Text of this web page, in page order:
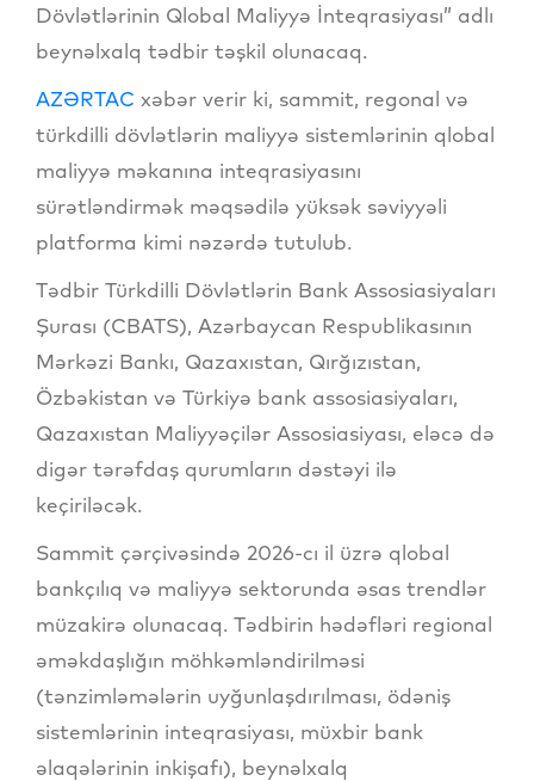
Dövlətlərinin Qlobal Maliyyə İnteqrasiyası” adlı
beynəlxalq tədbir təşkil olunacaq.
AZƏRTAC xəbər verir ki, sammit, regonal və
türkdilli dövlətlərin maliyyə sistemlərinin qlobal
maliyyə məkanına inteqrasiyasını
sürətləndirmək məqsədilə yüksək səviyyəli
platforma kimi nəzərdə tutulub.
Tədbir Türkdilli Dövlətlərin Bank Assosiasiyaları
Şurası (CBATS), Azərbaycan Respublikasının
Mərkəzi Bankı, Qazaxıstan, Qırğızıstan,
Özbəkistan və Türkiyə bank assosiasiyaları,
Qazaxıstan Maliyyəçilər Assosiasiyası, eləcə də
digər tərəfdaş qurumların dəstəyi ilə
keçiriləcək.
Sammit çərçivəsində 2026-cı il üzrə qlobal
bankçılıq və maliyyə sektorunda əsas trendlər
müzakirə olunacaq. Tədbirin hədəfləri regional
əməkdaşlığın möhkəmləndirilməsi
(tənzimləmələrin uyğunlaşdırılması, ödəniş
sistemlərinin inteqrasiyası, müxbir bank
əlaqələrinin inkişafı), beynəlxalq